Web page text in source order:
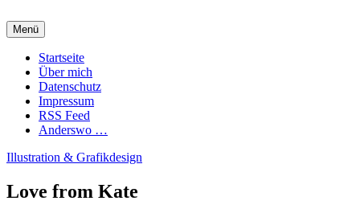
Inhalt
springen
Charming Quark
Menü
Startseite
Über mich
Datenschutz
Impressum
RSS Feed
Anderswo …
Illustration & Grafikdesign
Love from Kate